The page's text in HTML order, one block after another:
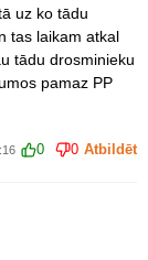
uz ko tādu
tas laikam atkal
tādu drosminieku
pamaz PP
0 0 Atbildēt